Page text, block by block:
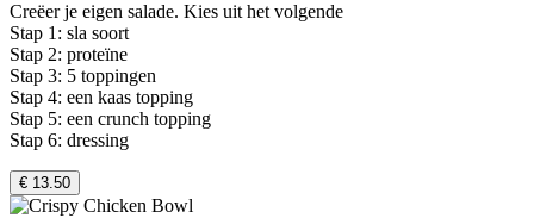
Creëer je eigen salade. Kies uit het volgende
Stap 1: sla soort
Stap 2: proteïne
Stap 3: 5 toppingen
Stap 4: een kaas topping
Stap 5: een crunch topping
Stap 6: dressing
€ 13.50